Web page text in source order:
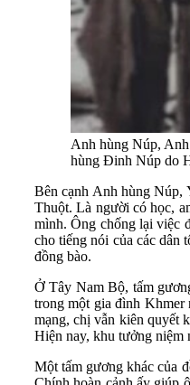
Anh hùng Núp,
hùng Đinh Núp do
Bên cạnh Anh hùng Núp,
Thuột. Là người có học,
mình. Ông chống lại việc
cho tiếng nói của các dân
đồng bào.
Ở Tây Nam Bộ, tấm
trong một gia đình Khmer
mạng, chị vẫn kiên quyết
Hiện nay, khu tưởng niệm
Một tấm gương khác của